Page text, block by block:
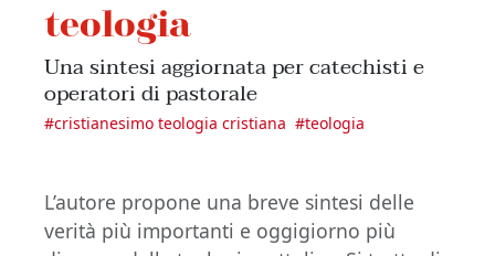
teologia
Una sintesi aggiornata per catechisti e
operatori di pastorale
#cristianesimo teologia cristiana #teologia
L’autore propone una breve sintesi delle
verità più importanti e oggigiorno più